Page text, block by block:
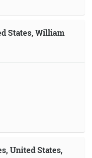
States, William
United States,